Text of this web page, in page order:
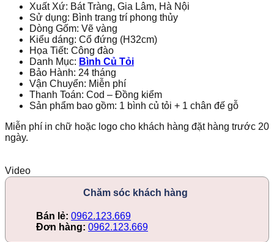
Xuất Xứ: Bát Tràng, Gia Lâm, Hà Nội
Sử dụng: Bình trang trí phong thủy
Dòng Gốm: Vẽ vàng
Kiểu dáng: Cổ đứng (H32cm)
Họa Tiết: Công đào
Danh Mục: Bình Củ Tỏi
Bảo Hành: 24 tháng
Vận Chuyển: Miễn phí
Thanh Toán: Cod – Đồng kiểm
Sản phẩm bao gồm: 1 bình củ tỏi + 1 chân đế gỗ
Miễn phí in chữ hoặc logo cho khách hàng đặt hàng trước 20
ngày.
Video
Chăm sóc khách hàng
Bán lẻ: 0962.123.669
Đơn hàng: 0962.123.669